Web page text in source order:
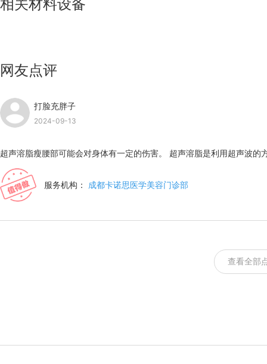
相关材料设备
网友点评
打脸充胖子
2024-09-13
超声溶脂瘦腰部可能会对身体有一定的伤害。 超声溶脂是利用超声波的
服务机构： 成都卡诺思医学美容门诊部
查看全部